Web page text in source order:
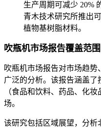
生产周期可减少 20%
青木技术研究所推出
植物基树脂材料。
吹瓶机市场报告覆盖范围
吹瓶机市场报告对市场趋
广泛的分析。该报告涵盖了
（食品和饮料、药品、化
场。
该研究包括区域展望，分析